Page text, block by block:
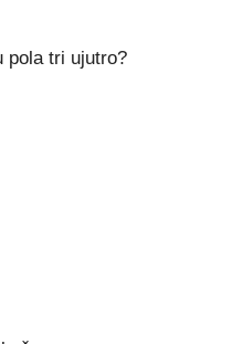
pola tri ujutro?